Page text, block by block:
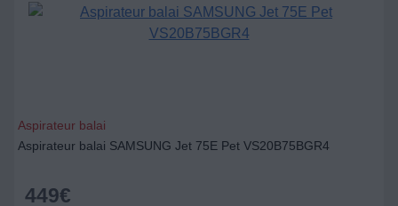
Aspirateur balai
Aspirateur balai SAMSUNG Jet 75E Pet VS20B75BGR4
449€